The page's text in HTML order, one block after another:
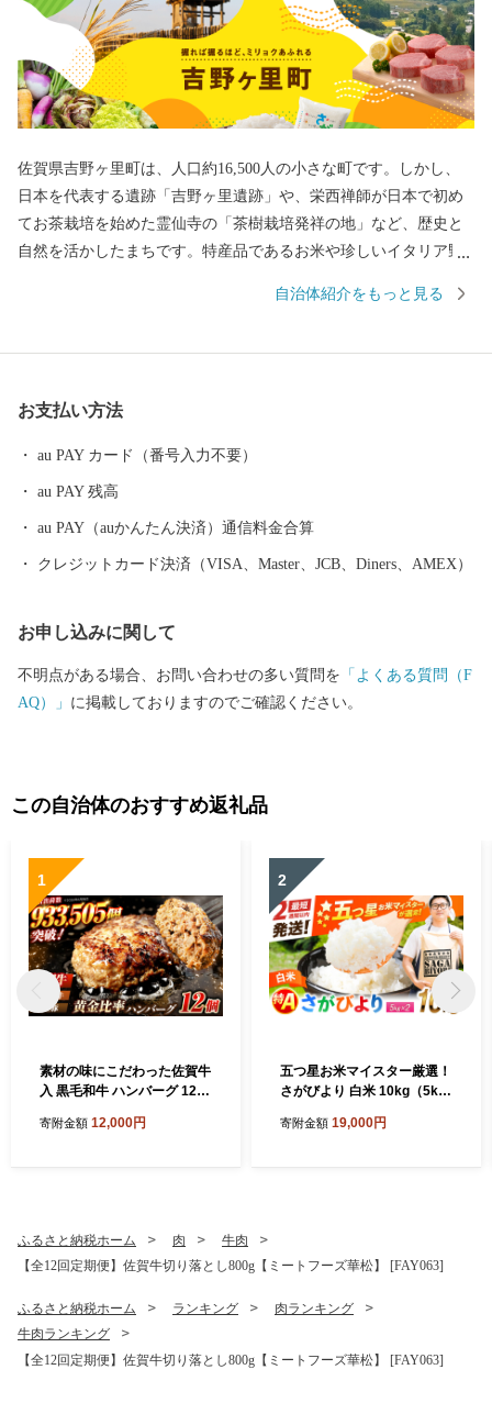
佐賀県吉野ヶ里町は、人口約16,500人の小さな町です。しかし、
日本を代表する遺跡「吉野ヶ里遺跡」や、栄西禅師が日本で初め
てお茶栽培を始めた霊仙寺の「茶樹栽培発祥の地」など、歴史と
自然を活かしたまちです。特産品であるお米や珍しいイタリア野
企業誘致により多くの企業から魅力あふれる返礼品をご用意して
自治体紹介をもっと見る
お支払い方法
au PAY カード（番号入力不要）
au PAY 残高
au PAY（auかんたん決済）通信料金合算
クレジットカード決済（VISA、Master、JCB、Diners、AMEX）
お申し込みに関して
不明点がある場合、お問い合わせの多い質問を 「よくある質問（F
AQ）」 に掲載しておりますのでご確認ください。
この自治体のおすすめ返礼品
1
素材の味にこだわった佐賀牛
入 黒毛和牛 ハンバーグ 12個
ばいばーぐ はんばーぐ 弁当
寄附金額 12,000円
2
五つ星お米マイスター厳選！
さがびより 白米 10kg（5kg
店 [FCW046]
寄附金額 19,000円
ふるさと納税ホーム 肉
牛肉
【全12回定期便】佐賀牛切り落とし800g【ミートフーズ華松】 [FAY063]
ふるさと納税ホーム ランキング
肉ランキング
牛肉ランキング
【全12回定期便】佐賀牛切り落とし800g【ミートフーズ華松】 [FAY063]